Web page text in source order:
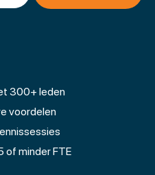
300+ leden
voordelen
of minder FTE